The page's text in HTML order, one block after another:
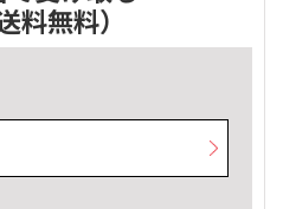
送料無料）